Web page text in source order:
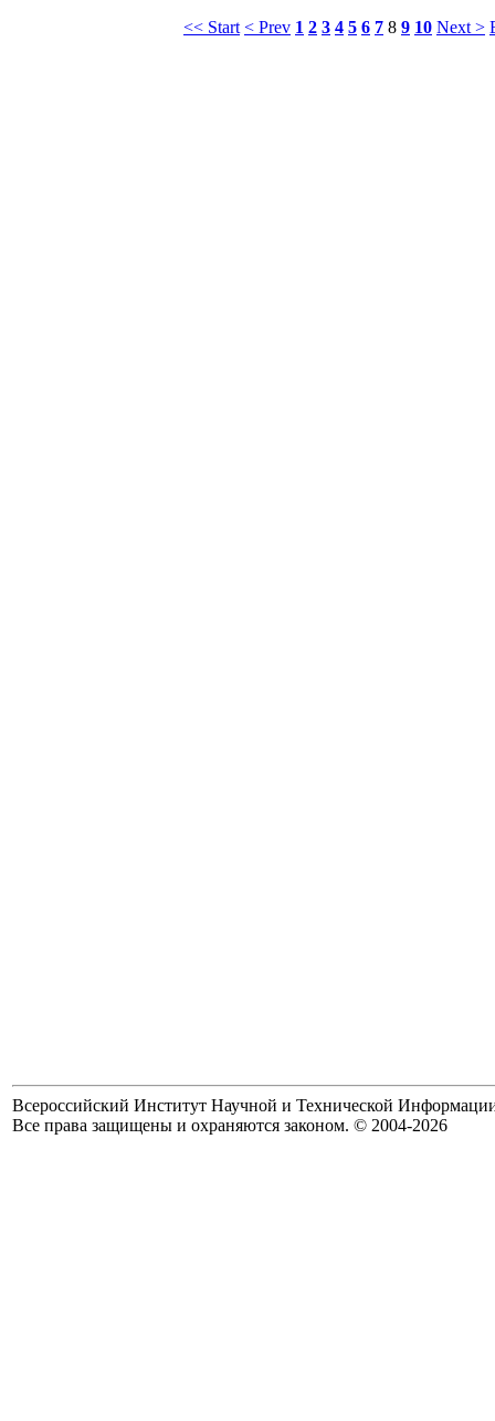
<< Start < Prev 1 2 3 4 5 6 7 8 9 10 Next >
Всероссийский Институт Научной и Технической
Все права защищены и охраняются законом. © 2004-2026